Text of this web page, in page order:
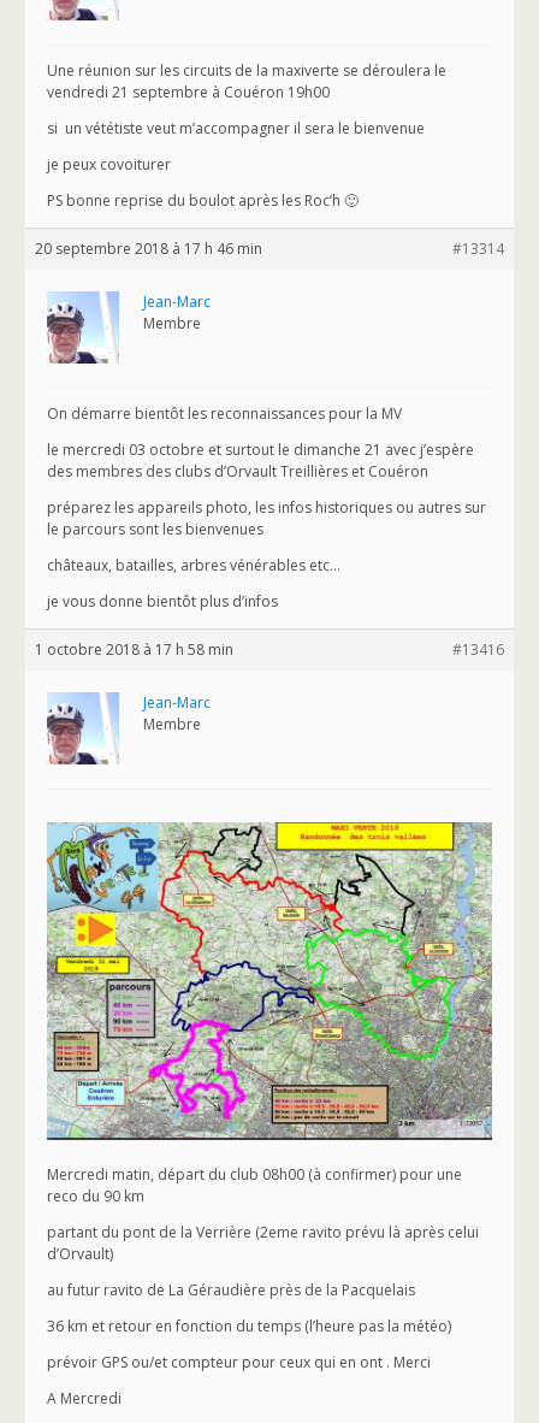
Une réunion sur les circuits de la maxiverte se déroulera le
vendredi 21 septembre à Couéron 19h00
si un vététiste veut m’accompagner il sera le bienvenue
je peux covoiturer
PS bonne reprise du boulot après les Roc’h 🙂
20 septembre 2018 à 17 h 46 min #13314
Jean-Marc
Membre
On démarre bientôt les reconnaissances pour la MV
le mercredi 03 octobre et surtout le dimanche 21 avec j’espère
des membres des clubs d’Orvault Treillières et Couéron
préparez les appareils photo, les infos historiques ou autres sur
le parcours sont les bienvenues
châteaux, batailles, arbres vénérables etc…
je vous donne bientôt plus d’infos
1 octobre 2018 à 17 h 58 min #13416
Jean-Marc
Membre
Mercredi matin, départ du club 08h00 (à confirmer) pour une
reco du 90 km
partant du pont de la Verrière (2eme ravito prévu là après celui
d’Orvault)
au futur ravito de La Géraudière près de la Pacquelais
36 km et retour en fonction du temps (l’heure pas la météo)
prévoir GPS ou/et compteur pour ceux qui en ont . Merci
A Mercredi